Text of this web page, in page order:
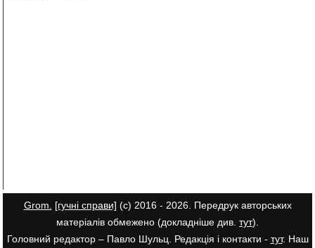
Grom. [гучні справи] (с) 2016 - 2026. Передрук авторських
матеріалів обмежено (докладніше див. тут).
Головний редактор – Павло Шульц. Редакція і контакти - тут. Наш